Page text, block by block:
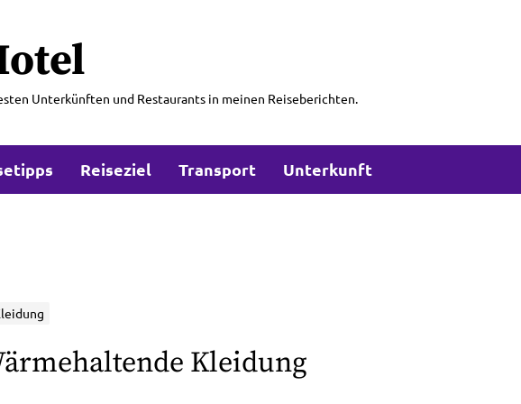
Unterkünften und Restaurants in meinen Reiseberichten.
Reiseziel Transport Unterkunft
Kleidung